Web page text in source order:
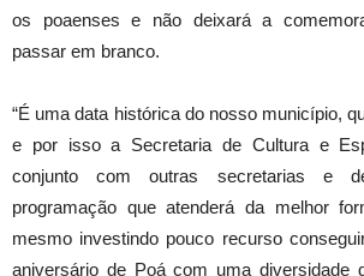
os poaenses e não deixará a
passar em branco.
“É uma data histórica do nosso município,
e por isso a Secretaria de Cultura e
conjunto com outras secretarias e
programação que atenderá da melhor
mesmo investindo pouco recurso
aniversário de Poá com uma diversidade